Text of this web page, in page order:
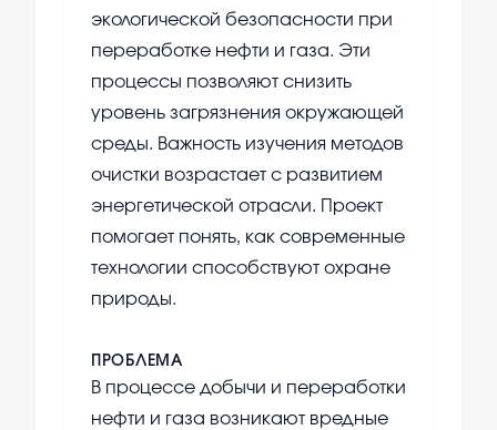
экологической безопасности при
переработке нефти и газа. Эти
процессы позволяют снизить
уровень загрязнения окружающей
среды. Важность изучения методов
очистки возрастает с развитием
энергетической отрасли. Проект
помогает понять, как современные
технологии способствуют охране
природы.
ПРОБЛЕМА
В процессе добычи и переработки
нефти и газа возникают вредные